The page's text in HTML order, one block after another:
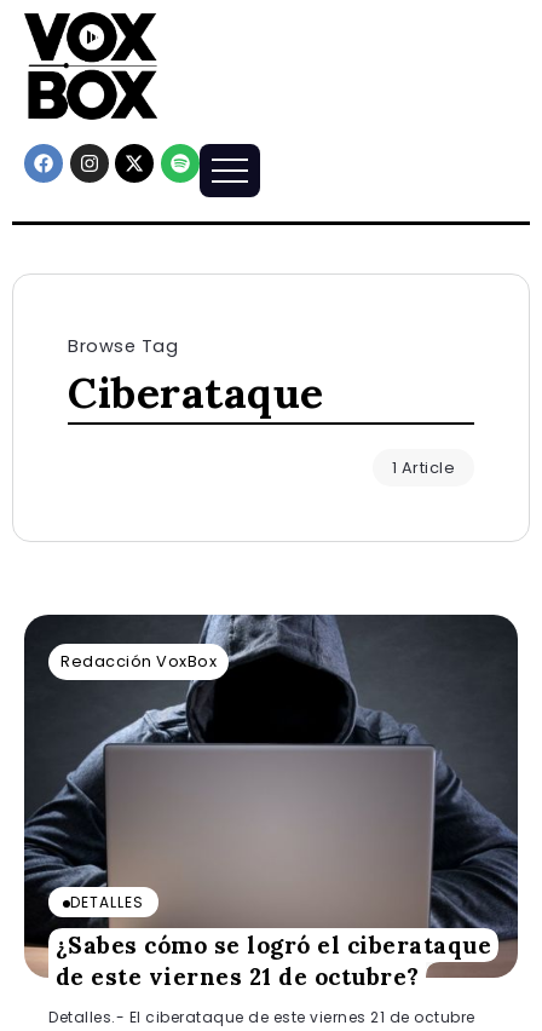
Browse Tag
Ciberataque
1 Article
Redacción VoxBox
DETALLES
¿Sabes cómo se logró el ciberataque
de este viernes 21 de octubre?
Detalles.- El ciberataque de este viernes 21 de octubre